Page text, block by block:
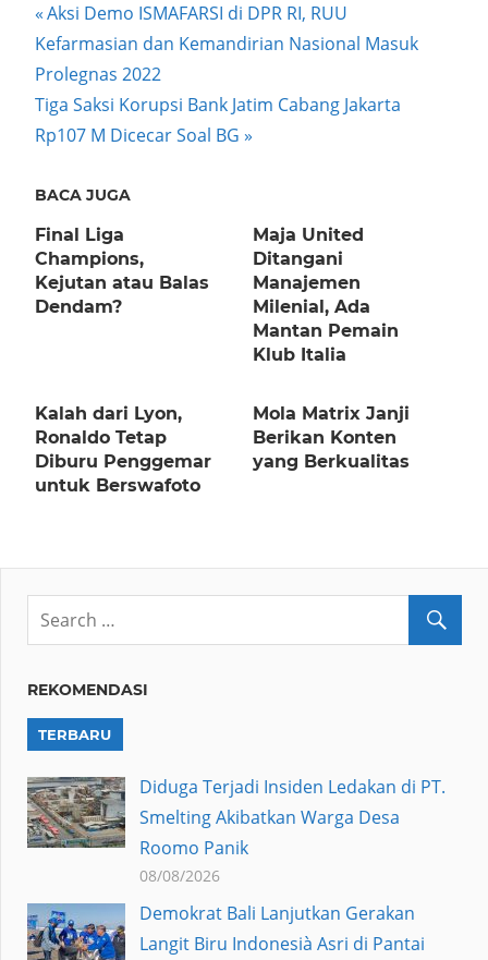
Post
navigation
Previous
Post:
Aksi Demo ISMAFARSI di DPR RI, RUU
Kefarmasian dan Kemandirian Nasional Masuk
Prolegnas 2022
Next
Post:
Tiga Saksi Korupsi Bank Jatim Cabang Jakarta
Rp107 M Dicecar Soal BG
BACA JUGA
Final Liga
Champions,
Kejutan atau Balas
Dendam?
Maja United
Ditangani
Manajemen
Milenial, Ada
Mantan Pemain
Klub Italia
Kalah dari Lyon,
Ronaldo Tetap
Diburu Penggemar
untuk Berswafoto
Mola Matrix Janji
Berikan Konten
yang Berkualitas
REKOMENDASI
TERBARU
Diduga Terjadi Insiden Ledakan di PT.
Smelting Akibatkan Warga Desa
Roomo Panik
08/08/2026
Demokrat Bali Lanjutkan Gerakan
Langit Biru Indonesià Asri di Pantai